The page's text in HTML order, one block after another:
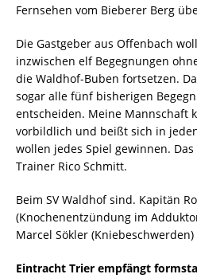
Fernsehen vom Bieberer Berg
Die Gastgeber aus Offenbach
inzwischen elf Begegnungen
die Waldhof-Buben fortsetzen.
sogar alle fünf bisherigen
entscheiden. Meine Mannschaft
vorbildlich und beißt sich in
wollen jedes Spiel gewinnen. Das
Trainer Rico Schmitt.
Beim SV Waldhof sind. Kapitän
(Knochenentzündung im
Marcel Sökler
Eintracht Trier empfängt